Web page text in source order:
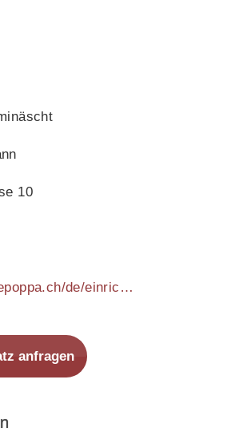
10
https://www.popepoppa.ch/de/einrichtungen/kita-in-urdorf
anfragen